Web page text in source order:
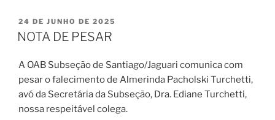
PUBLICADO
EM
24 DE JUNHO DE 2025
NOTA DE PESAR
A OAB Subseção de Santiago/Jaguari comunica com
pesar o falecimento de Almerinda Pacholski Turchetti,
avó da Secretária da Subseção, Dra. Ediane Turchetti,
nossa respeitável colega.